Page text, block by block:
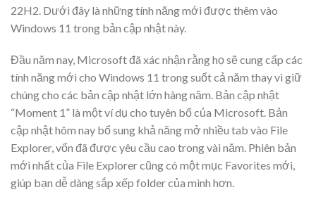
22H2. Dưới đây là những tính năng mới được thêm vào
Windows 11 trong bản cập nhật này.
Đầu năm nay, Microsoft đã xác nhận rằng họ sẽ cung cấp các
tính năng mới cho Windows 11 trong suốt cả năm thay vì giữ
chúng cho các bản cập nhật lớn hàng năm. Bản cập nhật
“Moment 1” là một ví dụ cho tuyên bố của Microsoft. Bản
cập nhật hôm nay bổ sung khả năng mở nhiều tab vào File
Explorer, vốn đã được yêu cầu cao trong vài năm. Phiên bản
mới nhất của File Explorer cũng có một mục Favorites mới,
giúp bạn dễ dàng sắp xếp folder của mình hơn.